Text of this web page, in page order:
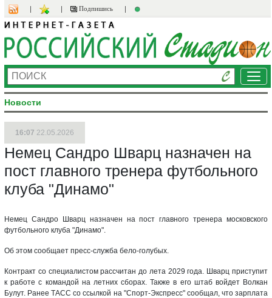
Подпишись
Новости
16:07 22.05.2026
Немец Сандро Шварц назначен на
пост главного тренера футбольного
клуба "Динамо"
Немец Сандро Шварц назначен на пост главного тренера московского
футбольного клуба "Динамо".
Об этом сообщает пресс-служба бело-голубых.
Контракт со специалистом рассчитан до лета 2029 года. Шварц приступит
к работе с командой на летних сборах. Также в его штаб войдет Волкан
Булут. Ранее ТАСС со ссылкой на "Спорт-Экспресс" сообщал, что зарплата